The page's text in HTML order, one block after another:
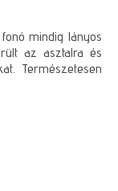
mindig lányos
az asztalra és
Természetesen